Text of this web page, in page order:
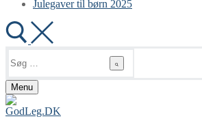
Julegaver til børn 2025
efter:
Menu